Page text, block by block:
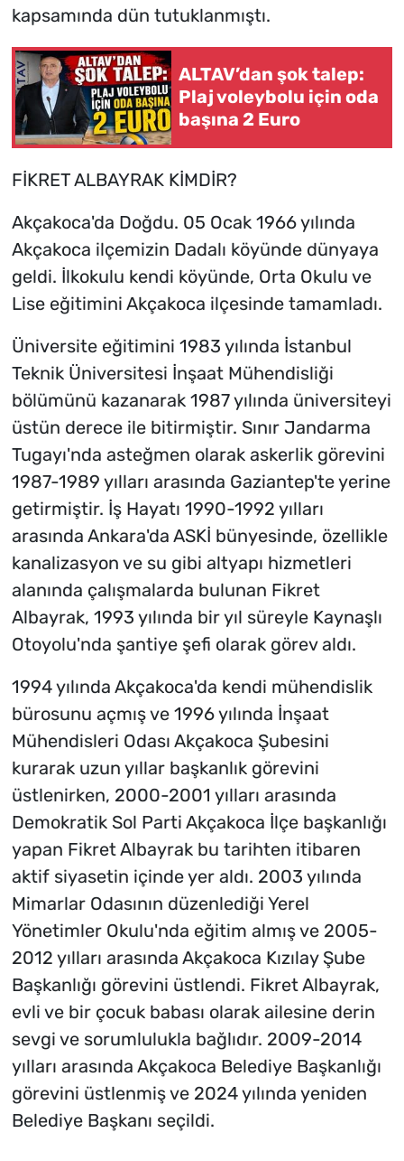
kapsamında dün tutuklanmıştı.
ALTAV’dan şok talep:
Plaj voleybolu için oda
başına 2 Euro
FİKRET ALBAYRAK KİMDİR?
Akçakoca'da Doğdu. 05 Ocak 1966 yılında
Akçakoca ilçemizin Dadalı köyünde dünyaya
geldi. İlkokulu kendi köyünde, Orta Okulu ve
Lise eğitimini Akçakoca ilçesinde tamamladı.
Üniversite eğitimini 1983 yılında İstanbul
Teknik Üniversitesi İnşaat Mühendisliği
bölümünü kazanarak 1987 yılında üniversiteyi
üstün derece ile bitirmiştir. Sınır Jandarma
Tugayı'nda asteğmen olarak askerlik görevini
1987-1989 yılları arasında Gaziantep'te yerine
getirmiştir. İş Hayatı 1990-1992 yılları
arasında Ankara'da ASKİ bünyesinde, özellikle
kanalizasyon ve su gibi altyapı hizmetleri
alanında çalışmalarda bulunan Fikret
Albayrak, 1993 yılında bir yıl süreyle Kaynaşlı
Otoyolu'nda şantiye şefi olarak görev aldı.
1994 yılında Akçakoca'da kendi mühendislik
bürosunu açmış ve 1996 yılında İnşaat
Mühendisleri Odası Akçakoca Şubesini
kurarak uzun yıllar başkanlık görevini
üstlenirken, 2000-2001 yılları arasında
Demokratik Sol Parti Akçakoca İlçe başkanlığı
yapan Fikret Albayrak bu tarihten itibaren
aktif siyasetin içinde yer aldı. 2003 yılında
Mimarlar Odasının düzenlediği Yerel
Yönetimler Okulu'nda eğitim almış ve 2005-
2012 yılları arasında Akçakoca Kızılay Şube
Başkanlığı görevini üstlendi. Fikret Albayrak,
evli ve bir çocuk babası olarak ailesine derin
sevgi ve sorumlulukla bağlıdır. 2009-2014
yılları arasında Akçakoca Belediye Başkanlığı
görevini üstlenmiş ve 2024 yılında yeniden
Belediye Başkanı seçildi.